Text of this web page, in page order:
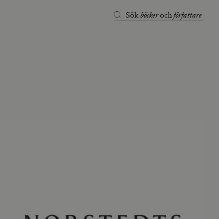
Sökböckerochförfattare